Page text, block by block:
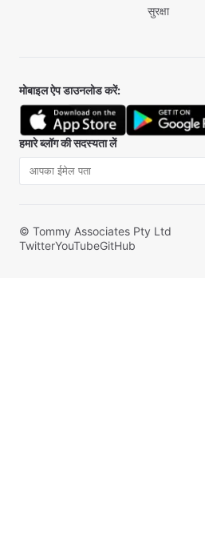
सुरक्षा
मोबाइल ऐप डाउनलोड करें:
हमारे ब्लॉग की सदस्यता लें
© Tommy Associates Pty Ltd
TwitterYouTubeGitHub